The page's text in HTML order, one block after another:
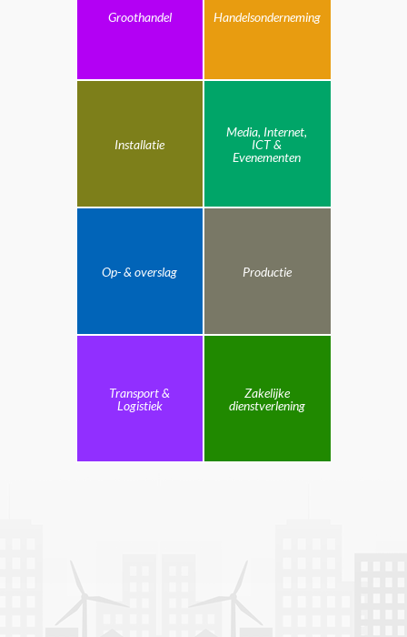
Groothandel Handelsonderneming
Installatie
Media, Internet,
ICT &
Evenementen
Op- & overslag Productie
Transport &
Logistiek
Zakelijke
dienstverlening